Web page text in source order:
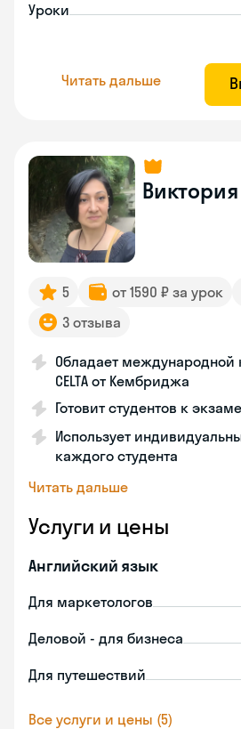
Уроки
Читать дальше
Виктория
5 от 1590 ₽ за урок
3 отзыва
Обладает международной
CELTA от Кембриджа
Готовит студентов к
Использует
каждого студента
Читать дальше
Услуги и цены
Английский язык
Для маркетологов
Деловой - для бизнеса
Для путешествий
Все услуги и цены (5)